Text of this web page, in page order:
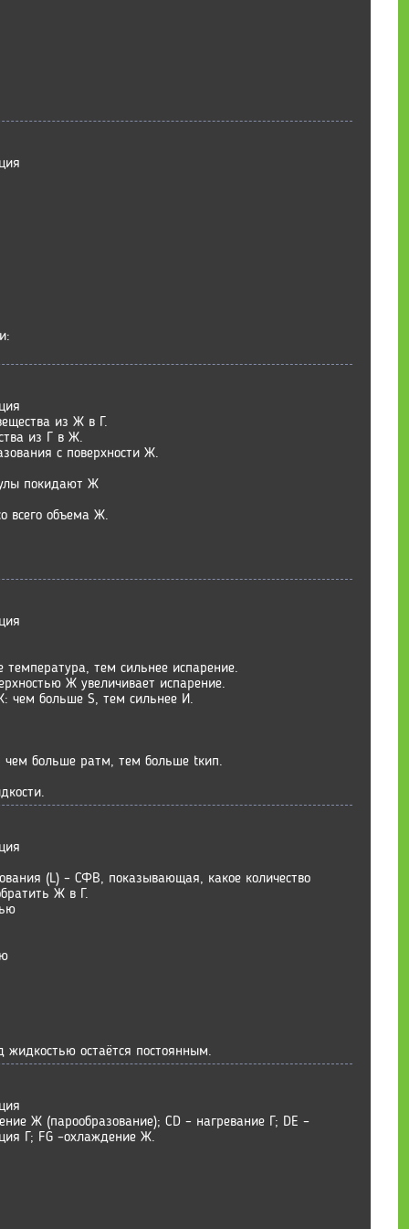
из Ж в Г.
из Г в Ж.
с поверхности Ж.
покидают Ж
всего объема Ж.
тем сильнее испарение.
Ж увеличивает испарение.
чем больше S, тем сильнее И.
чем больше ратм, тем больше tкип.
(L) – СФВ, показывающая, какое количество
Ж в Г.
жидкостью остаётся постоянным.
Ж (парообразование); CD – нагревание Г; DE –
Г; FG –охлаждение Ж.